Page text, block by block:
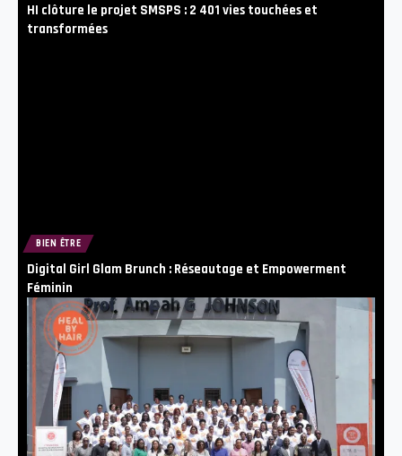
HI clôture le projet SMSPS : 2 401 vies touchées et
transformées
BIEN ÊTRE
Digital Girl Glam Brunch : Réseautage et Empowerment
Féminin